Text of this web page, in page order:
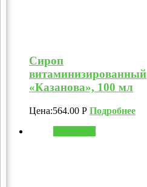
Сироп
витаминизированный
«Казанова», 100 мл
Цена:564.00 Р Подробнее